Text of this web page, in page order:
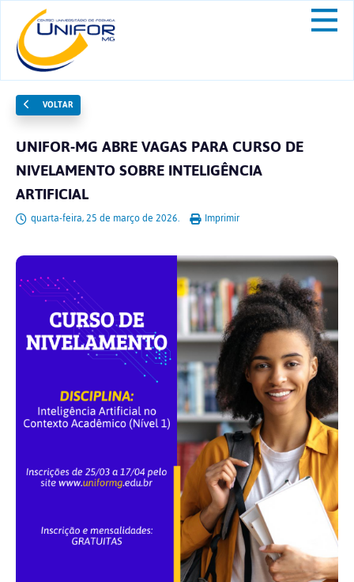
VOLTAR
UNIFOR-MG ABRE VAGAS PARA CURSO DE
NIVELAMENTO SOBRE INTELIGÊNCIA
ARTIFICIAL
quarta-feira, 25 de março de 2026. Imprimir